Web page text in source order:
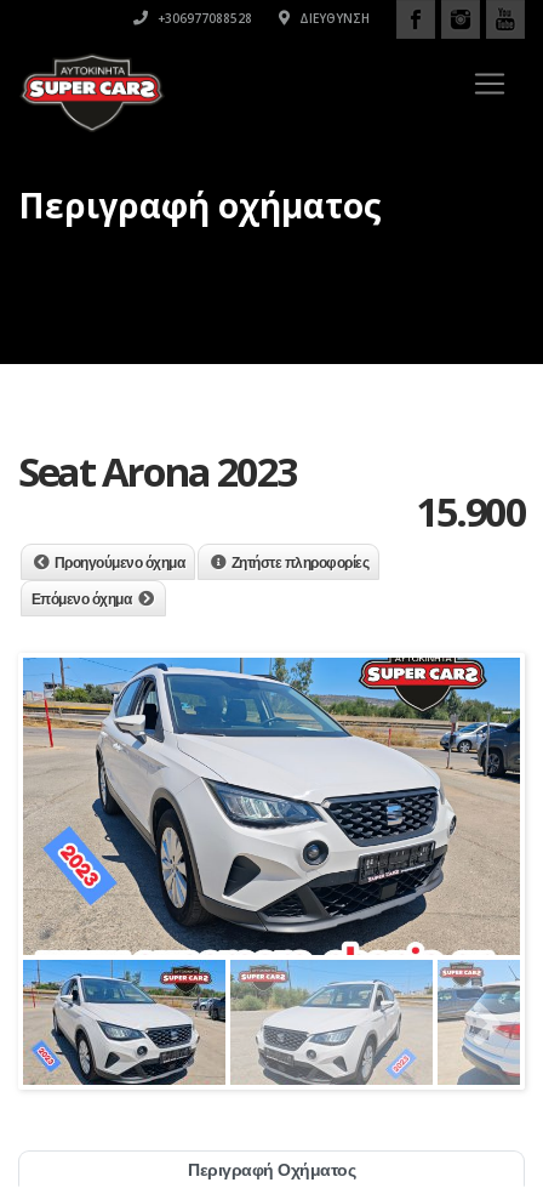
+306977088528 ΔΙΕΎΘΥΝΣΗ
Περιγραφή οχήματος
Seat Arona 2023
15.900
Προηγούμενο όχημα Ζητήστε πληροφορίες
Επόμενο όχημα
Περιγραφή Οχήματος